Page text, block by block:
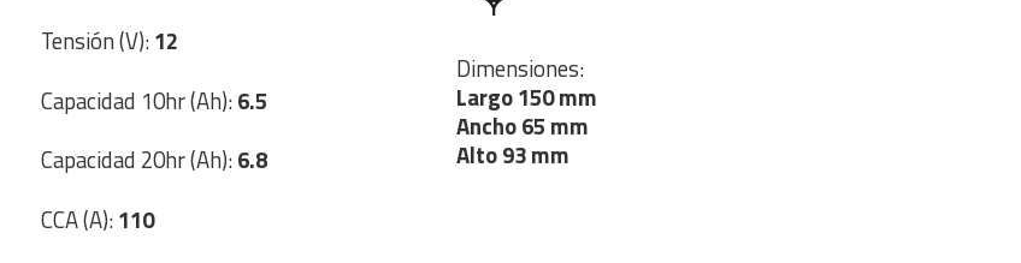
Tensión (V):12
Capacidad 10hr (Ah):6.5
Capacidad 20hr (Ah):6.8
CCA (A):110
Dimensiones:
Largo 150 mm
Ancho 65 mm
Alto 93 mm